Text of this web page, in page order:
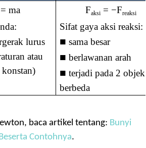
ma Faksi= −Freaksi
lurus
atau
konstan)
Sifat gaya aksi reaksi:
■ sama besar
■ berlawanan arah
■ terjadi pada 2 objek
berbeda
baca artikel tentang: Bunyi
Contohnya.